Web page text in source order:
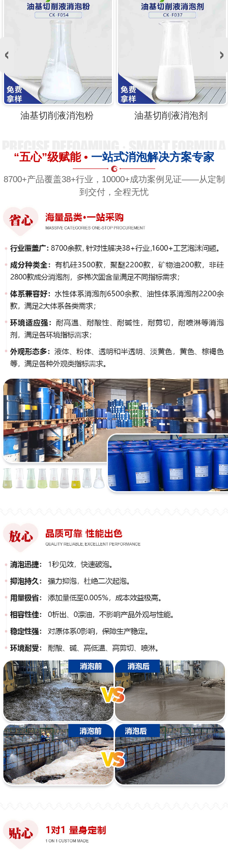
油基切削液消泡粉 油基切削液消泡剂
“五心”级赋能 • 一站式消泡解决方案专家
8700+产品覆盖38+行业，10000+成功案例见证——从定制
到交付，全程无忧